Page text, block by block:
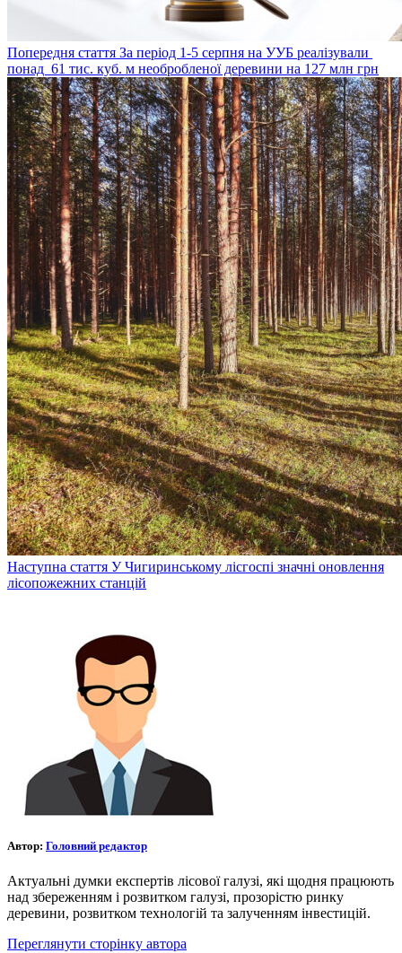
Попередня стаття За період 1-5 серпня на УУБ реалізували
понад 61 тис. куб. м необробленої деревини на 127 млн грн
Наступна стаття У Чигиринському лісгоспі значні оновлення
лісопожежних станцій
Автор: Головний редактор
Актуальні думки експертів лісової галузі, які щодня працюють
над збереженням і розвитком галузі, прозорістю ринку
деревини, розвитком технологій та залученням інвестицій.
Переглянути сторінку автора